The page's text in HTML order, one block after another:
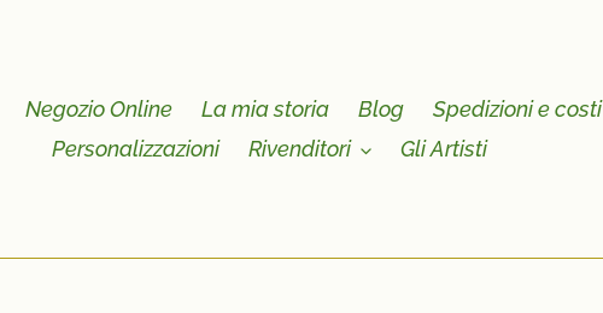
Negozio Online La mia storia Blog
Spedizioni e costi
Personalizzazioni
Rivenditori Gli Artisti